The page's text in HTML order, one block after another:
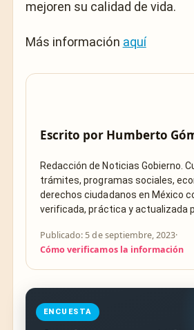
mejoren su calidad de vida.
Más información aquí
Escrito por Humberto
Redacción de Noticias Gobierno.
trámites, programas sociales,
derechos ciudadanos en México
verificada, práctica y actualizada
Publicado: 5 de septiembre, 2023·
Cómo verificamos la información
ENCUESTA